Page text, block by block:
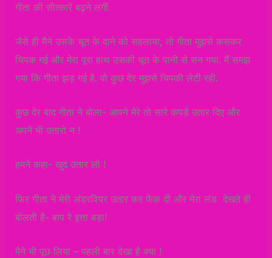
गीता की सीत्कारें बढ़ने लगीं.
जैसे ही मैने उसके चूत के दाने को सहलाया, तो गीता मुझसे कसकर
चिपक गई और मेरा पूरा हाथ उसकी चूत के पानी से सन गया. मैं समझ
गया कि गीता झड़ गई है. वो कुछ देर मुझसे चिपकी लेटी रही.
कुछ देर बाद गीता ने बोला- आपने मेरे तो सारे कपड़े उतार दिए और
अपने भी उतारो न !
हमने कहा- खुद उतार लो !
फिर गीता ने मेरी अंडरवियर उतार कर फेंक दी और मेरा लंड देखते ही
बोलती है- बाप रे इत्ता बड़ा!
मैने भी पूछ लिया – पहली बार देखा है क्या !